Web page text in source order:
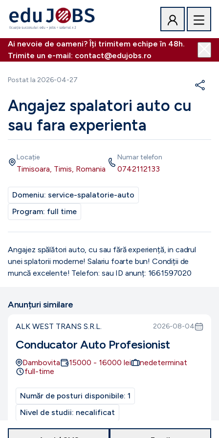
Ai nevoie de oameni? Îți trimitem echipe în 48h.
Trimite un e-mail: contact@edujobs.ro
Postat la 2026-04-27
Angajez spalatori auto cu
sau fara experienta
Locație
Timisoara, Timis, Romania
Numar telefon
0742112133
Domeniu: service-spalatorie-auto
Program: full time
Angajez spălători auto, cu sau fără experiență, in cadrul
unei splatorii moderne! Salariu foarte bun! Condiții de
muncă excelente! Telefon: sau ID anunț: 1661597020
Anunțuri similare
ALK WEST TRANS S.R.L. 2026-08-04
Conducator Auto Profesionist
Dambovita 15000 - 16000 lei
nedeterminat
full-time
Număr de posturi disponibile: 1
Nivel de studii: necalificat
Nivel de experiență:Entry-level